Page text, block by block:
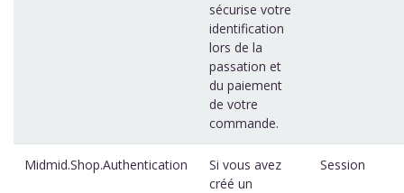
sécurise votre
identification
lors de la
passation et
du paiement
de votre
commande.
Midmid.Shop.Authentication
Si vous avez
créé un
Session